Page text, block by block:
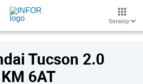
Serwisy
Tucson 2.0
6AT